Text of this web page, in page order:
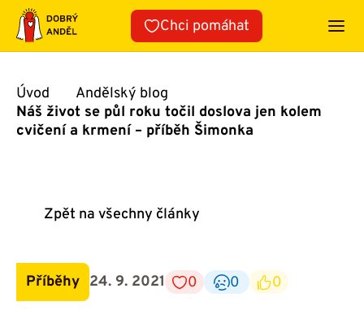
Přeskočit
obsah
Chci pomáhat
Úvod
Andělský blog
Náš život se půl roku točil doslova jen kolem
cvičení a krmení – příběh Šimonka
Zpět na všechny články
Příběhy 24. 9. 2021 0 0 0